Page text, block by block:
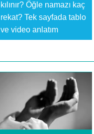
kılınır? Öğle namazı kaç
rekat? Tek sayfada tablo
ve video anlatım